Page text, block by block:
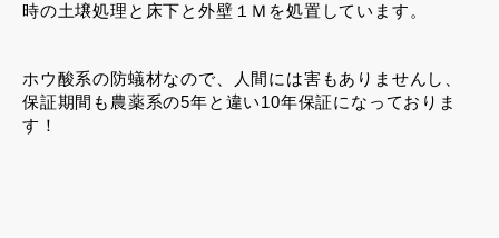
時の土壌処理と床下と外壁１Ｍを処置しています。
ホウ酸系の防蟻材なので、人間には害もありませんし、
保証期間も農薬系の5年と違い10年保証になっておりま
す！